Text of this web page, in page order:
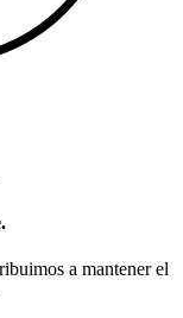
a mantener el